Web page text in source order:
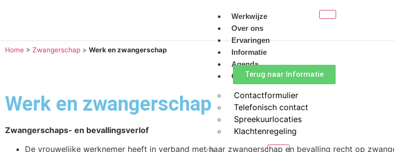
Werkwijze
Over ons
Ervaringen
Informatie
Agenda
Contact
Contactformulier
Telefonisch contact
Spreekuurlocaties
Klachtenregeling
Home > Zwangerschap > Werk en zwangerschap
Terug naar Informatie
Werk en zwangerschap
Zwangerschaps- en bevallingsverlof
De vrouwelijke werknemer heeft in verband met haar zwangerschap en bevalling recht op